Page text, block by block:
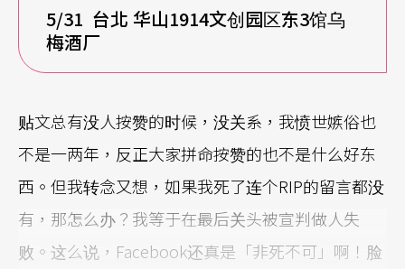
5/31 台北 华山1914文创园区东3馆乌
梅酒厂
贴文总有没人按赞的时候，没关系，我愤世嫉俗也
不是一两年，反正大家拼命按赞的也不是什么好东
西。但我转念又想，如果我死了连个RIP的留言都没
有，那怎么办？我等于在最后关头被宣判做人失
败。这么说，Facebook还真是「非死不可」啊！脸